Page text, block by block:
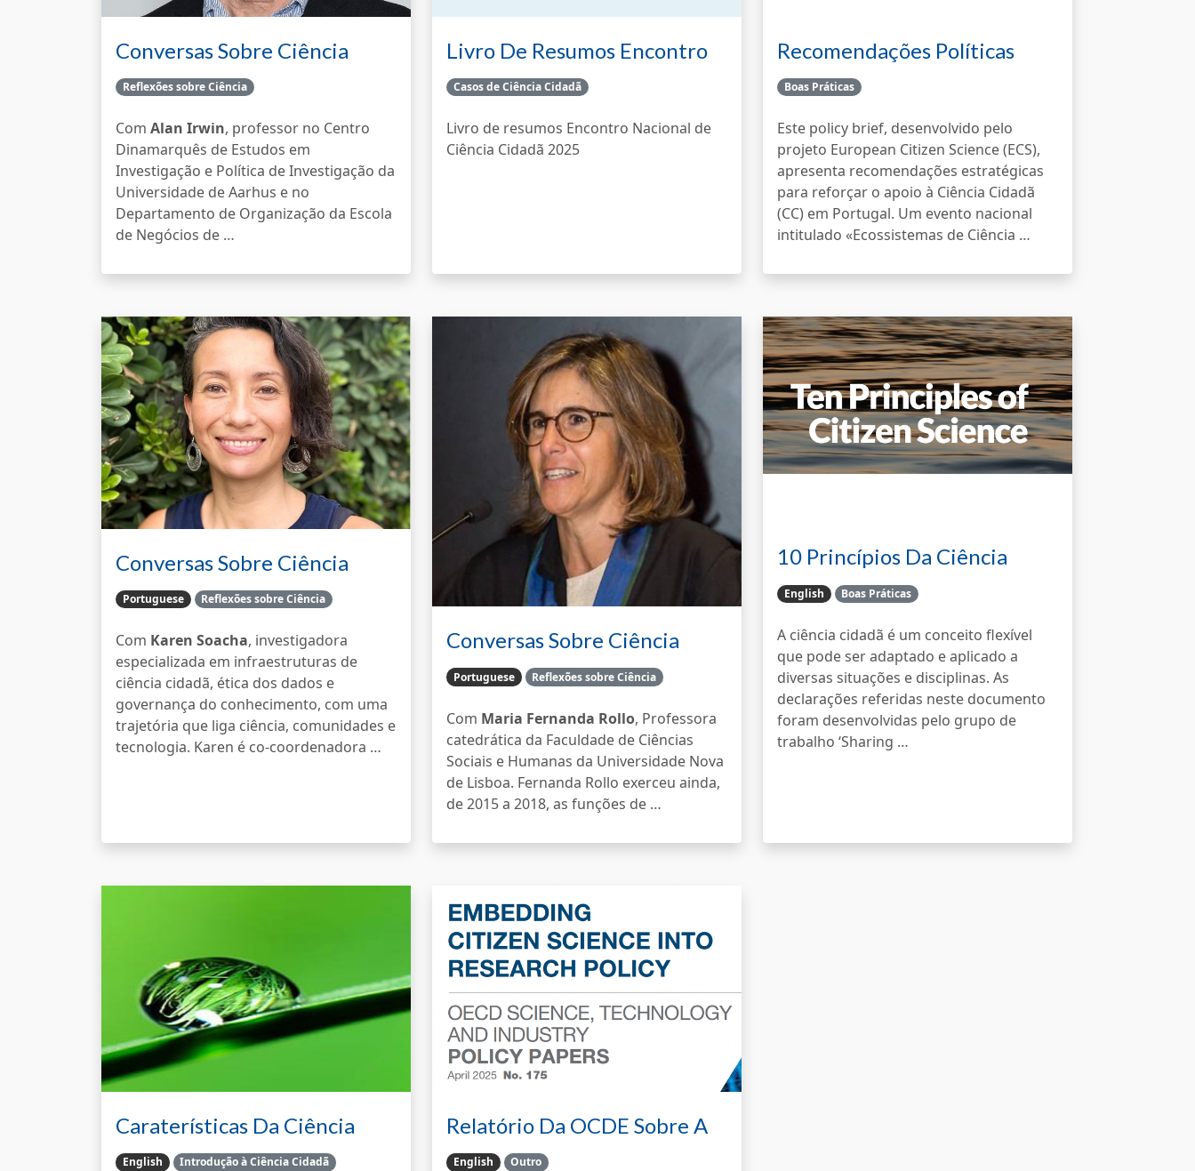
Conversas Sobre Ciência
Cidadã
Reflexões sobre Ciência
Com Alan Irwin, professor no Centro
Dinamarquês de Estudos em
Investigação e Política de Investigação da
Universidade de Aarhus e no
Departamento de Organização da Escola
de Negócios de …
Livro De Resumos Encontro
Nac…
Casos de Ciência Cidadã
Livro de resumos Encontro Nacional de
Ciência Cidadã 2025
Recomendações Políticas
Para …
Boas Práticas
Este policy brief, desenvolvido pelo
projeto European Citizen Science (ECS),
apresenta recomendações estratégicas
para reforçar o apoio à Ciência Cidadã
(CC) em Portugal. Um evento nacional
intitulado «Ecossistemas de Ciência …
Conversas Sobre Ciência
Cidadã
Portuguese Reflexões sobre Ciência
Com Karen Soacha, investigadora
especializada em infraestruturas de
ciência cidadã, ética dos dados e
governança do conhecimento, com uma
trajetória que liga ciência, comunidades e
tecnologia. Karen é co-coordenadora …
Conversas Sobre Ciência
Cidadã
Portuguese Reflexões sobre Ciência
Com Maria Fernanda Rollo, Professora
catedrática da Faculdade de Ciências
Sociais e Humanas da Universidade Nova
de Lisboa. Fernanda Rollo exerceu ainda,
de 2015 a 2018, as funções de …
10 Princípios Da Ciência
Cida…
English Boas Práticas
A ciência cidadã é um conceito flexível
que pode ser adaptado e aplicado a
diversas situações e disciplinas. As
declarações referidas neste documento
foram desenvolvidas pelo grupo de
trabalho ‘Sharing …
Caraterísticas Da Ciência
Cid…
English Introdução à Ciência Cidadã
Relatório Da OCDE Sobre A
Imp…
English Outro